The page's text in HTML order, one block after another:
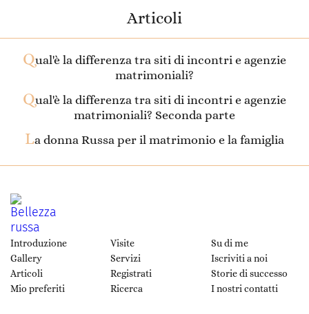
Articoli
Qual'è la differenza tra siti di incontri e agenzie
matrimoniali?
Qual'è la differenza tra siti di incontri e agenzie
matrimoniali? Seconda parte
La donna Russa per il matrimonio e la famiglia
Introduzione
Gallery
Articoli
Mio preferiti
Visite
Servizi
Registrati
Ricerca
Su di me
Iscriviti a noi
Storie di successo
I nostri contatti